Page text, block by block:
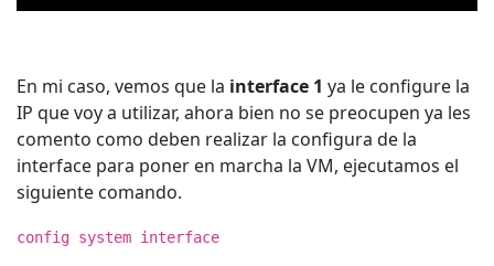
En mi caso, vemos que la interface 1 ya le configure la
IP que voy a utilizar, ahora bien no se preocupen ya les
comento como deben realizar la configura de la
interface para poner en marcha la VM, ejecutamos el
siguiente comando.
config system interface